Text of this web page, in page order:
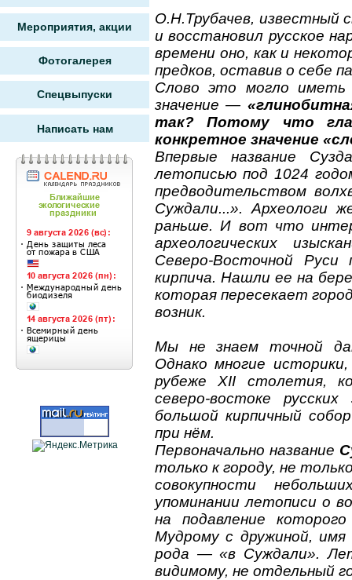
Мероприятия, акции
Фотогалерея
Спецвыпуски
Написать нам
О.Н.Трубачев, известный
и восстановил русское
времени оно, как и
предков, оставив о себе
Слово это могло иметь
значение —
так? Потому что
конкретное значение
Впервые название
летописью под 1024
предводительством
Суждали...». Археологи
раньше. И вот что
археологических
Северо-Восточной Руси
кирпича. Нашли ее на
которая пересекает
возник.
Мы не знаем точной
Однако многие
рубеже XII столетия,
северо-востоке
большой кирпичный
при нём.
Первоначально название
только к городу, не
совокупности
упоминании летописи о
на подавление
Мудрому с дружиной,
рода — «в Суждали».
видимому, не отдельный